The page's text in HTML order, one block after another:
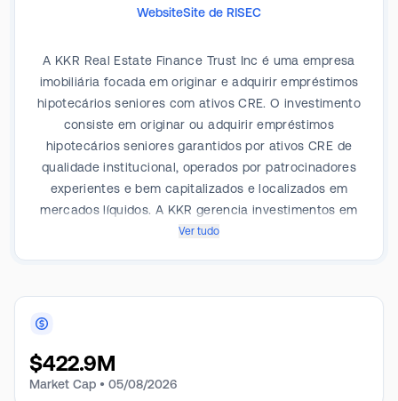
WebsiteSite de RISEC
A KKR Real Estate Finance Trust Inc é uma empresa
imobiliária focada em originar e adquirir empréstimos
hipotecários seniores com ativos CRE. O investimento
consiste em originar ou adquirir empréstimos
hipotecários seniores garantidos por ativos CRE de
qualidade institucional, operados por patrocinadores
experientes e bem capitalizados e localizados em
mercados líquidos. A KKR gerencia investimentos em
várias classes de ativos, incluindo private equity,
preservar o capital e gerar retornos atrativos
ajustados ao risco para seus acionistas a longo prazo,
Ver tudo
$422.9M
Market Cap • 05/08/2026